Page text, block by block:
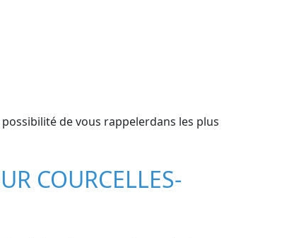
de vous rappelerdans les plus
COURCELLES-